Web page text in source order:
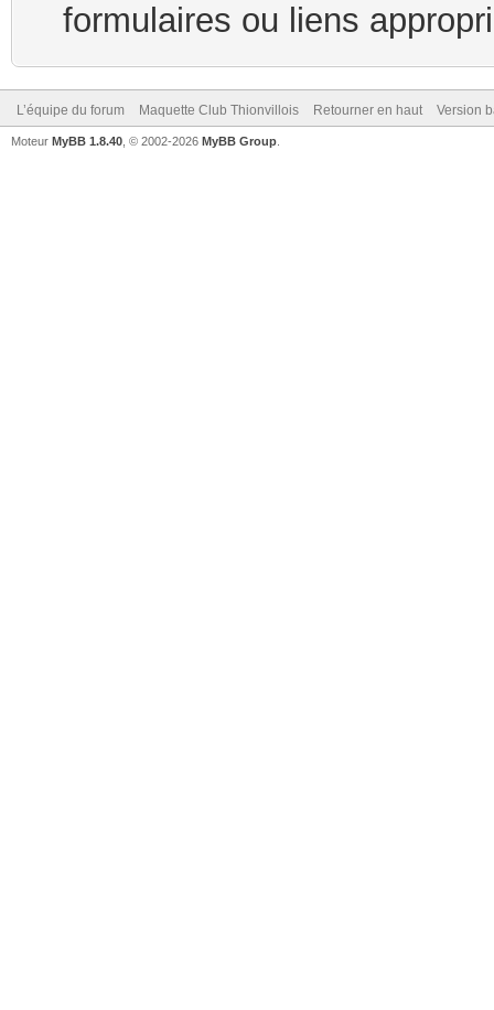
formulaires ou liens
L’équipe du forum Maquette Club Thionvillois Retourner en haut Version
Moteur MyBB 1.8.40 , © 2002-2026 MyBB Group